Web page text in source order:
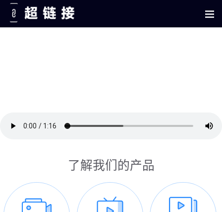
了解我们的产品